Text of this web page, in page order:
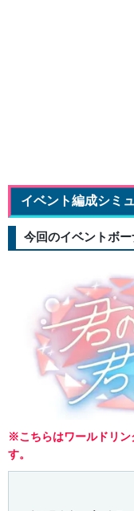
イベント編成シミ
今回のイベントボ
※こちらはワールドリン
す。